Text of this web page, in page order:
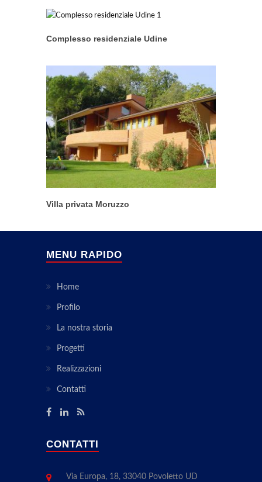
Complesso residenziale Udine
Villa privata Moruzzo
MENU RAPIDO
Home
Profilo
La nostra storia
Progetti
Realizzazioni
Contatti
CONTATTI
Via Europa, 18, 33040 Povoletto UD